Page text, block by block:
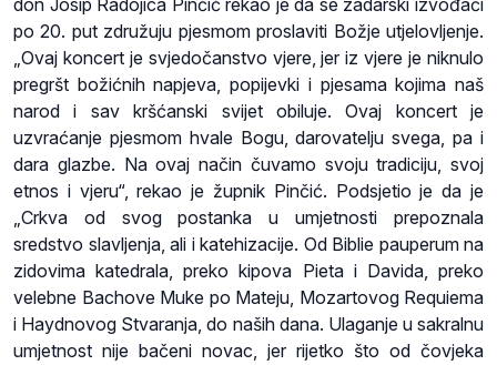
don Josip Radojica Pinčić rekao je da se zadarski izvođači
po 20. put združuju pjesmom proslaviti Božje utjelovljenje.
„Ovaj koncert je svjedočanstvo vjere, jer iz vjere je niknulo
pregršt božićnih napjeva, popijevki i pjesama kojima naš
narod i sav kršćanski svijet obiluje. Ovaj koncert je
uzvraćanje pjesmom hvale Bogu, darovatelju svega, pa i
dara glazbe. Na ovaj način čuvamo svoju tradiciju, svoj
etnos i vjeru“, rekao je župnik Pinčić. Podsjetio je da je
„Crkva od svog postanka u umjetnosti prepoznala
sredstvo slavljenja, ali i katehizacije. Od Biblie pauperum na
zidovima katedrala, preko kipova Pieta i Davida, preko
velebne Bachove Muke po Mateju, Mozartovog Requiema
i Haydnovog Stvaranja, do naših dana. Ulaganje u sakralnu
umjetnost nije bačeni novac, jer rijetko što od čovjeka